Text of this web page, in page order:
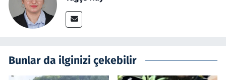
Bunlar da ilginizi çekebilir